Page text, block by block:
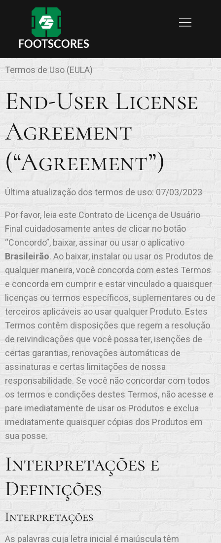
FOOTSCORES
Termos de Uso (EULA)
End-User License
Agreement
(“Agreement”)
Última atualização dos termos de uso: 07/03/2023
Por favor, leia este Contrato de Licença de Usuário
Final cuidadosamente antes de clicar no botão
“Concordo”, baixar, assinar ou usar o aplicativo
Brasileirão. Ao baixar, instalar ou usar os Produtos de
qualquer maneira, você concorda com estes Termos
e concorda em cumprir e estar vinculado a quaisquer
licenças ou termos específicos, suplementares ou de
terceiros aplicáveis ao usar qualquer Produto. Estes
Termos contêm disposições que regem a resolução
de reivindicações que você possa ter, isenções de
certas garantias, renovações automáticas de
assinaturas e certas limitações de nossa
responsabilidade. Se você não concordar com todos
os termos e condições destes Termos, não acesse e
pare imediatamente de usar os Produtos e exclua
imediatamente quaisquer cópias dos Produtos em
sua posse.
Interpretações e
Definições
Interpretações
As palavras cuja letra inicial é maiúscula têm